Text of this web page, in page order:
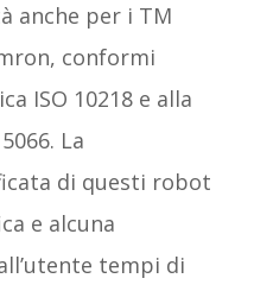
anche per i TM
conformi
ISO 10218 e alla
La
di questi robot
e alcuna
tempi di